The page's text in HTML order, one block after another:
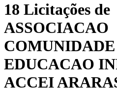
18 Licitações de
ASSOCIACAO
EDUCACAO
ACCEI